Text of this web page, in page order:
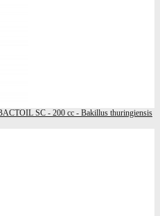
BACTOIL SC - 200 cc - Bakillus thuringiensis